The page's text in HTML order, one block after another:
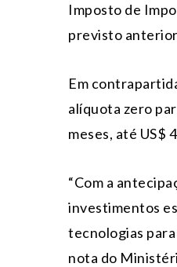
Imposto de
previsto
Em
alíquota zero
meses, até US$
“Com a
investimentos
tecnologias para
nota do